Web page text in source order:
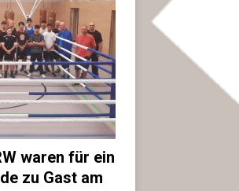
waren für ein
zu Gast am